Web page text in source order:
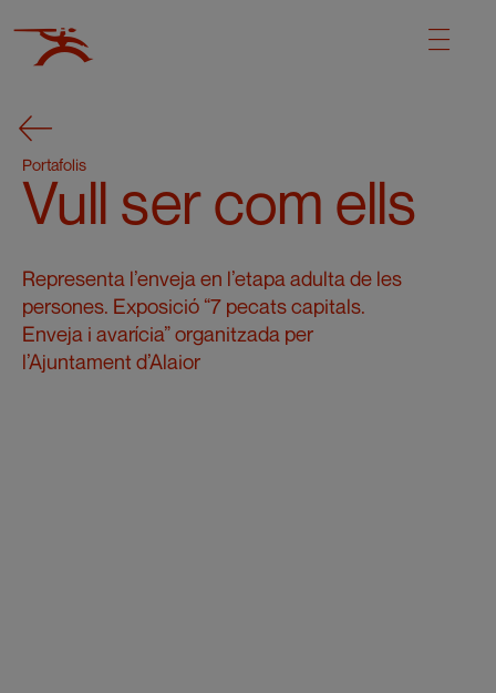
Portafolis
Vull ser com ells
Representa l’enveja en l’etapa adulta de les
persones. Exposició “7 pecats capitals.
Enveja i avarícia” organitzada per
l’Ajuntament d’Alaior